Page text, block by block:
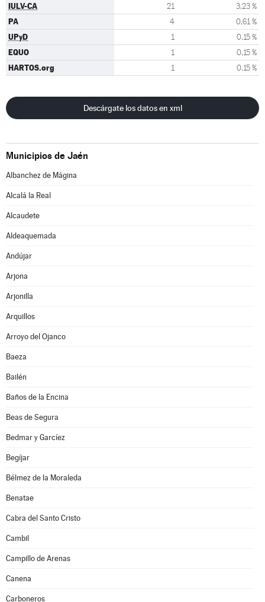
IULV-CA 21 3,23 %
PA 4 0,61 %
UPyD 1 0,15 %
EQUO 1 0,15 %
HARTOS.org 1 0,15 %
Descárgate los datos en xml
Municipios de Jaén
Albanchez de Mágina
Alcalá la Real
Alcaudete
Aldeaquemada
Andújar
Arjona
Arjonilla
Arquillos
Arroyo del Ojanco
Baeza
Bailén
Baños de la Encina
Beas de Segura
Bedmar y Garcíez
Begíjar
Bélmez de la Moraleda
Benatae
Cabra del Santo Cristo
Cambil
Campillo de Arenas
Canena
Carboneros